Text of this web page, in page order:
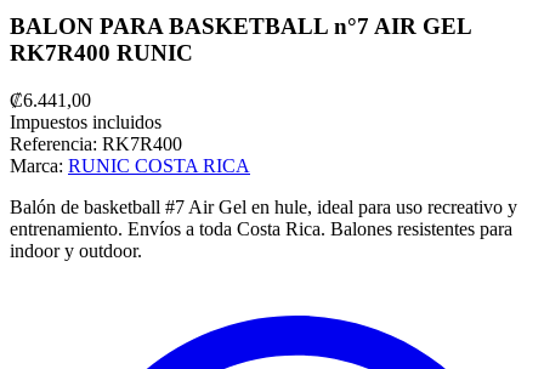
BALON PARA BASKETBALL n°7 AIR GEL
RK7R400 RUNIC
₡6.441,00
Impuestos incluidos
Referencia: RK7R400
Marca: RUNIC COSTA RICA
Balón de basketball #7 Air Gel en hule, ideal para uso recreativo y
entrenamiento. Envíos a toda Costa Rica. Balones resistentes para
indoor y outdoor.